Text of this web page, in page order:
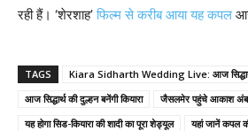
रही हैं। ‘शेरशाह’फिल्म से करीब आया यह कपल
TAGS
Kiara Sidharth Wedding Live: आज सिद्धार्थ
आज सिद्धार्थ की दुल्हन बनेंगी कियारा
जैसलमेर पहुंचे आकाश
यह होगा सिड-कियारा की शादी का पूरा शेड्यूल
यहां जानें कपल